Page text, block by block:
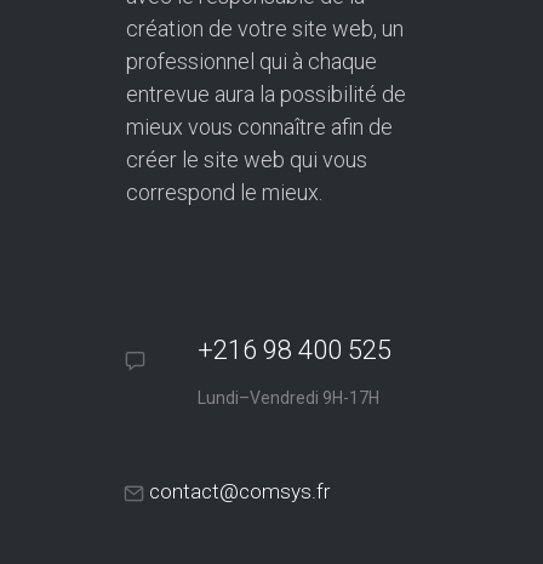
création de votre site web, un
professionnel qui à chaque
entrevue aura la possibilité de
mieux vous connaître afin de
créer le site web qui vous
correspond le mieux.
+216 98 400 525
Lundi–Vendredi 9H-17H
contact@comsys.fr